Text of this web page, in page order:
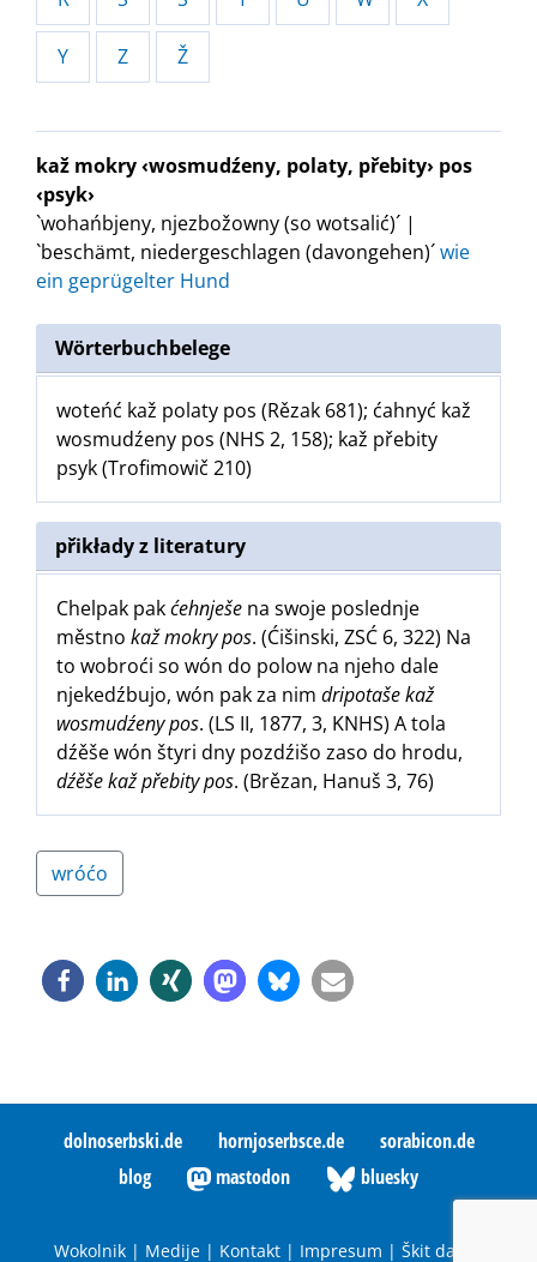
Y Z Ž
kaž mokry ‹wosmudźeny, polaty, přebity› pos
‹psyk›
`wohańbjeny, njezbožowny (so wotsalić)´ |
`beschämt, niedergeschlagen (davongehen)´wie
ein geprügelter Hund
Wörterbuchbelege
woteńć kaž polaty pos (Rězak 681); ćahnyć kaž
wosmudźeny pos (NHS 2, 158); kaž přebity
psyk (Trofimowič 210)
přikłady z literatury
Chelpak pakćehnješe na swoje poslednje
městno kaž mokry pos. (Ćišinski, ZSĆ 6, 322) Na
to wobroći so wón do polow na njeho dale
njekedźbujo, wón pak za nim dripotaše kaž
wosmudźeny pos. (LS II, 1877, 3, KNHS) A tola
dźěše wón štyri dny pozdźišo zaso do hrodu,
dźěše kaž přebity pos. (Brězan, Hanuš 3, 76)
wróćo
dolnoserbski.de hornjoserbsce.de
sorabicon.de
blog
mastodon bluesky
Wokolnik| Medije| Kontakt| Impresum | Škit datow